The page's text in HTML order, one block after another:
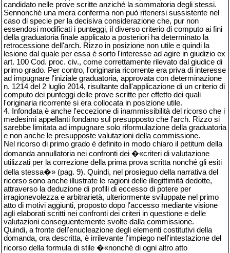
candidato nelle prove scritte anziché la sommatoria degli stessi.
Sennonché una mera conferma non può ritenersi sussistente nel
caso di specie per la decisiva considerazione che, pur non
essendosi modificati i punteggi, il diverso criterio di computo ai fini
della graduatoria finale applicato a posteriori ha determinato la
retrocessione dell'arch. Rizzo in posizione non utile e quindi la
lesione dal quale per essa è sorto l'interesse ad agire in giudizio ex
art. 100 Cod. proc. civ., come correttamente rilevato dal giudice di
primo grado. Per contro, l'originaria ricorrente era priva di interesse
ad impugnare l'iniziale graduatoria, approvata con determinazione
n. 1214 del 2 luglio 2014, risultante dall'applicazione di un criterio di
computo dei punteggi delle prove scritte per effetto dei quali
l'originaria ricorrente si era collocata in posizione utile.
4. Infondata è anche l'eccezione di inammissibilità del ricorso che i
medesimi appellanti fondano sul presupposto che l'arch. Rizzo si
sarebbe limitata ad impugnare solo riformulazione della graduatoria
e non anche le presupposte valutazioni della commissione.
Nel ricorso di primo grado è definito in modo chiaro il petitum della
domanda annullatoria nei confronti dei �«criteri di valutazione
utilizzati per la correzione della prima prova scritta nonché gli esiti
della stessa�» (pag. 9). Quindi, nel prosieguo della narrativa del
ricorso sono anche illustrate le ragioni delle illegittimità dedotte,
attraverso la deduzione di profili di eccesso di potere per
irragionevolezza e arbitrarietà, ulteriormente sviluppate nel primo
atto di motivi aggiunti, proposto dopo l'accesso mediante visione
agli elaborati scritti nei confronti dei criteri in questione e delle
valutazioni conseguentemente svolte dalla commissione.
Quindi, a fronte dell'enucleazione degli elementi costitutivi della
domanda, ora descritta, è irrilevante l'impiego nell'intestazione del
ricorso della formula di stile �«nonché di ogni altro atto